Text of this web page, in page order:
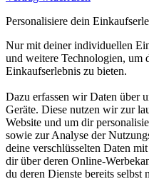
Personalisiere dein
Nur mit deiner individuellen
und weitere Technologien, um
Einkaufserlebnis zu bieten.
Dazu erfassen wir Daten über
Geräte. Diese nutzen wir zur
Website und um dir
sowie zur Analyse der
deine verschlüsselten Daten
dir über deren Online-
du deren Dienste bereits selbst